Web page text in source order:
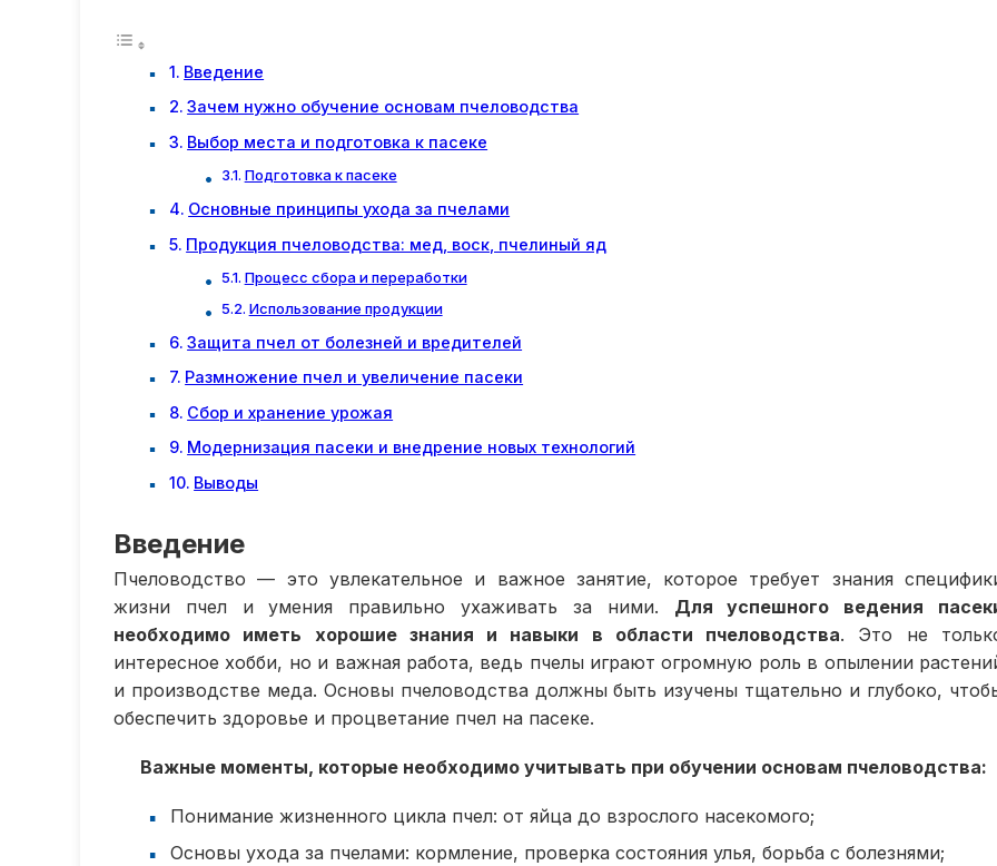
Введение
Зачем нужно обучение основам пчеловодства
Выбор места и подготовка к пасеке
Подготовка к пасеке
Основные принципы ухода за пчелами
Продукция пчеловодства: мед, воск, пчелиный яд
Процесс сбора и переработки
Использование продукции
Защита пчел от болезней и вредителей
Размножение пчел и увеличение пасеки
Сбор и хранение урожая
Модернизация пасеки и внедрение новых технологий
Выводы
Введение
Пчеловодство — это увлекательное и важное занятие, которое требует знания
жизни пчел и умения правильно ухаживать за ними. Для успешного ведения
необходимо иметь хорошие знания и навыки в области пчеловодства. Это не
интересное хобби, но и важная работа, ведь пчелы играют огромную роль в опылении
и производстве меда. Основы пчеловодства должны быть изучены тщательно и глубоко,
обеспечить здоровье и процветание пчел на пасеке.
Важные моменты, которые необходимо учитывать при обучении основам пчеловодства:
Понимание жизненного цикла пчел: от яйца до взрослого насекомого;
Основы ухода за пчелами: кормление, проверка состояния улья, борьба с болезнями;